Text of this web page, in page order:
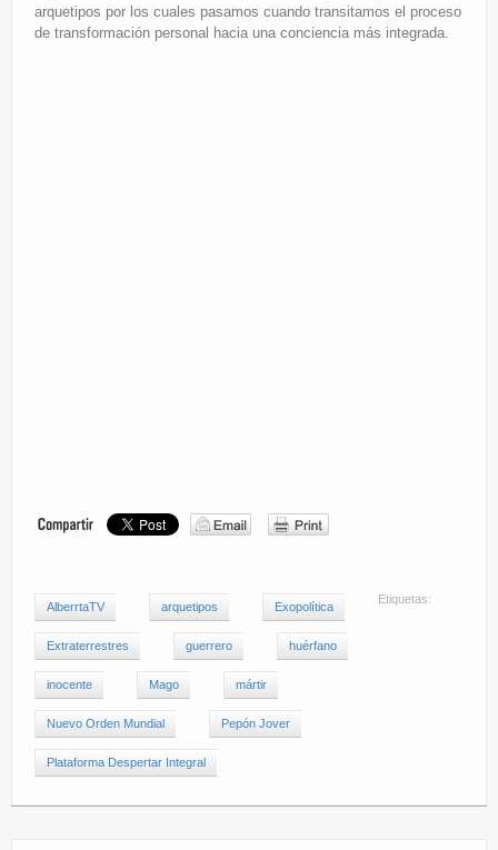
arquetipos por los cuales pasamos cuando transitamos el proceso
de transformación personal hacia una conciencia más integrada.
Etiquetas:
AlberrtaTV arquetipos Exopolítica
Extraterrestres guerrero huérfano
inocente Mago mártir
Nuevo Orden Mundial Pepón Jover
Plataforma Despertar Integral